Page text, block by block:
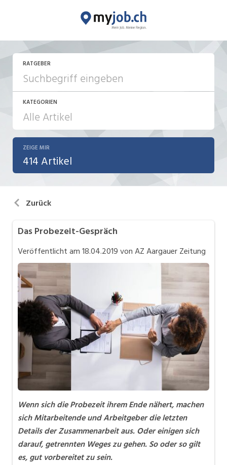
RATGEBER
KATEGORIEN
Aktionen / News
Bewerbung / Neuorientierung
Karriere allgemein
Mitarbeiter 50+ / Pensionierung
Personalpolitik / MA-Rekrutierung
Selbstständigkeit
Teilzeit / Flexible Arbeitsmodelle
ZEIGE MIR
414 Artikel
Zurück
Das Probezeit-Gespräch
Veröffentlicht am18.04.2019von AZ Aargauer Zeitung
Wenn sich die Probezeit ihrem Ende nähert, machen
sich Mitarbeitende und Arbeitgeber die letzten
Details der Zusammenarbeit aus. Oder einigen sich
darauf, getrennten Weges zu gehen. So oder so gilt
es, gut vorbereitet zu sein.